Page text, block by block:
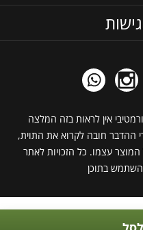
אין לראות בזה המלצה
ההדבר חובה לקרוא את התוית,
עצמו. כל הזכויות לאתר
בתוכן